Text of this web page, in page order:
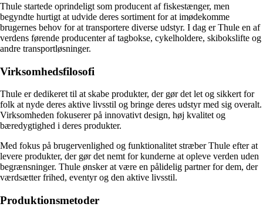
Thule startede oprindeligt som producent af fiskestænger, men
begyndte hurtigt at udvide deres sortiment for at imødekomme
brugernes behov for at transportere diverse udstyr. I dag er Thule en af
verdens førende producenter af tagbokse, cykelholdere, skibokslifte og
andre transportløsninger.
Virksomhedsfilosofi
Thule er dedikeret til at skabe produkter, der gør det let og sikkert for
folk at nyde deres aktive livsstil og bringe deres udstyr med sig overalt.
Virksomheden fokuserer på innovativt design, høj kvalitet og
bæredygtighed i deres produkter.
Med fokus på brugervenlighed og funktionalitet stræber Thule efter at
levere produkter, der gør det nemt for kunderne at opleve verden uden
begrænsninger. Thule ønsker at være en pålidelig partner for dem, der
værdsætter frihed, eventyr og den aktive livsstil.
Produktionsmetoder